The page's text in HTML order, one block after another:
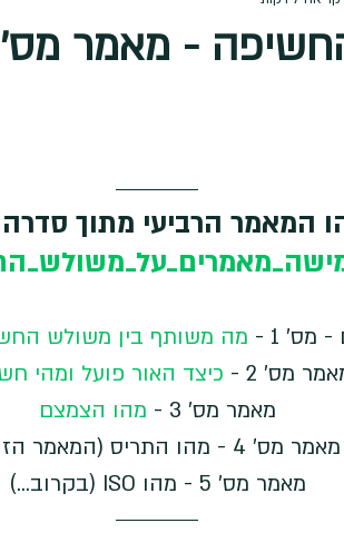
- מאמר מס' 4 -
המאמר הרביעי מתוך
1 -
מה משותף בין משולש
מס' 2 -
כיצד האור פועל ומהי
מאמר מס' 3 -
מהו הצמצם
מאמר מס' 4 - מהו התריס (המאמר הזה)
מאמר מס' 5 - מהו ISO (בקרוב...)